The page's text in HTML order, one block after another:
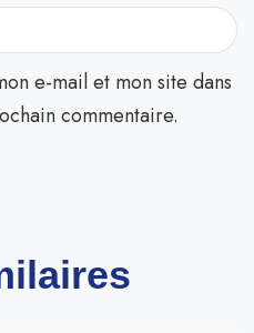
e-mail et mon site dans
commentaire.